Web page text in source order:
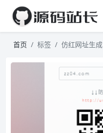
首页 标签 仿红网址生成